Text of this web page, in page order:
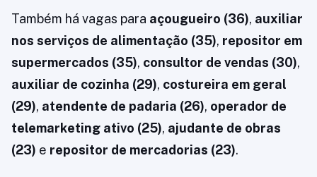
Também há vagas para açougueiro (36), auxiliar
nos serviços de alimentação (35), repositor em
supermercados (35), consultor de vendas (30),
auxiliar de cozinha (29), costureira em geral
(29), atendente de padaria (26), operador de
telemarketing ativo (25), ajudante de obras
(23) e repositor de mercadorias (23).